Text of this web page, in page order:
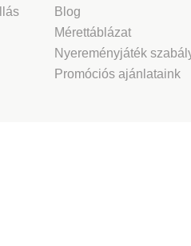
Blog
Mérettáblázat
Nyereményjáték
Promóciós ajánlataink